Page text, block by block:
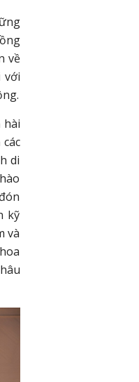
về
với
hài
di
kỹ
và